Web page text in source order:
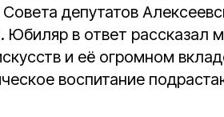
депутатов
Юбиляр в ответ рассказал
и её огромном
воспитание